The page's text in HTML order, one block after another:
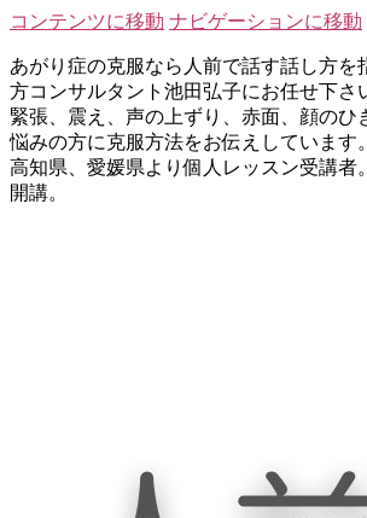
コンテンツに移動 ナビゲーションに移動
あがり症の克服なら人前で話す話し方を
方コンサルタント池田弘子にお任せ下さ
緊張、震え、声の上ずり、赤面、顔のひ
悩みの方に克服方法をお伝えしています
高知県、愛媛県より個人レッスン受講者
開講。